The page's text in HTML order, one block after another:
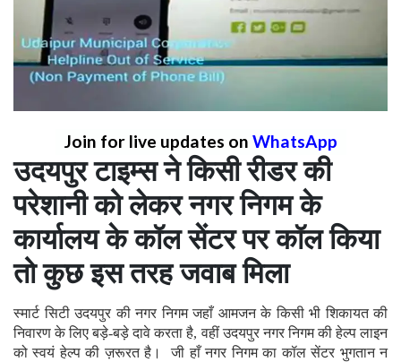
Join for live updates on WhatsApp
उदयपुर टाइम्स ने किसी रीडर की
परेशानी को लेकर नगर निगम के
कार्यालय के कॉल सेंटर पर कॉल किया
तो कुछ इस तरह जवाब मिला
स्मार्ट सिटी उदयपुर की नगर निगम जहाँ आमजन के किसी भी शिकायत की
निवारण के लिए बड़े-बड़े दावे करता है, वहीं उदयपुर नगर निगम की हेल्प लाइन
को स्वयं हेल्प की ज़रूरत है। जी हाँ नगर निगम का कॉल सेंटर भुगतान न